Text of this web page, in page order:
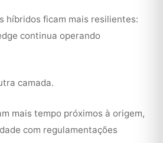
híbridos ficam mais resilientes:
continua operando
camada.
mais tempo próximos à origem,
com regulamentações